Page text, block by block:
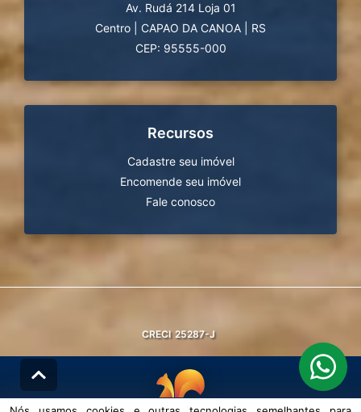
Av. Rudá 214 Loja 01
Centro
CAPAO DA CANOA
RS
CEP: 95555-000
Recursos
Cadastre seu imóvel
Encomende seu imóvel
Fale conosco
CRECI 25287-J